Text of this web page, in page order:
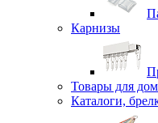
Карнизы
Товары для
Каталоги,